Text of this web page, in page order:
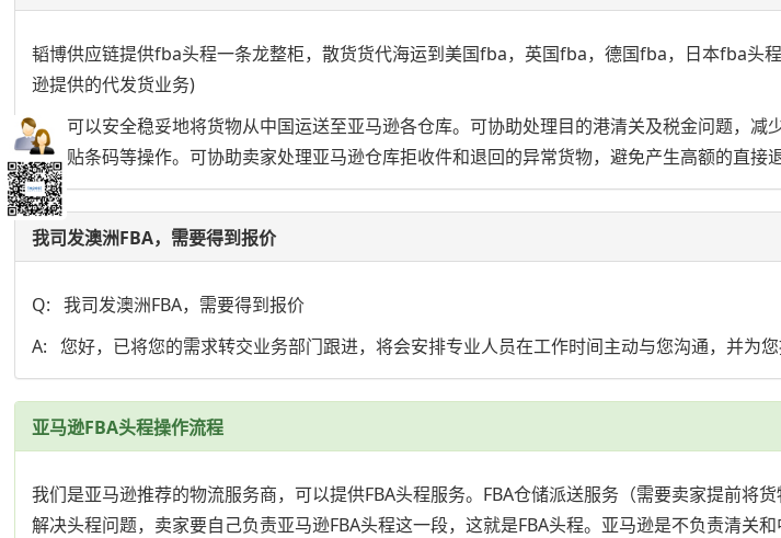
韬博供应链提供fba头程一条龙整柜，散货货代海运到美国fba，英国fba，德国fba，日本fba
逊提供的代发货业务)
我司可以安全稳妥地将货物从中国运送至亚马逊各仓库。可协助处理目的港清关及税金问题，
箱、贴条码等操作。可协助卖家处理亚马逊仓库拒收件和退回的异常货物，避免产生高额的直接
我司发澳洲FBA，需要得到报价
Q: 我司发澳洲FBA，需要得到报价
A: 您好，已将您的需求转交业务部门跟进，将会安排专业人员在工作时间主动与您沟通，并为
亚马逊FBA头程操作流程
我们是亚马逊推荐的物流服务商，可以提供FBA头程服务。FBA仓储派送服务（需要卖家提前
解决头程问题，卖家要自己负责亚马逊FBA头程这一段，这就是FBA头程。亚马逊是不负责清关